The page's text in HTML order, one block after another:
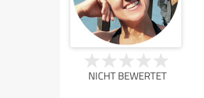
NICHT BEWERTET